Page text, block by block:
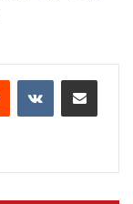
है।
Reddit VKontakteShare via Email